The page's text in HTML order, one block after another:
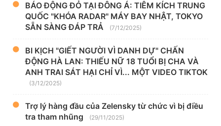
BÁO ĐỘNG ĐỎ TẠI ĐÔNG Á: TIÊM KÍCH TRUNG
QUỐC "KHÓA RADAR" MÁY BAY NHẬT, TOKYO
SẴN SÀNG ĐÁP TRẢ
(7/12/2025)
BI KỊCH "GIẾT NGƯỜI VÌ DANH DỰ" CHẤN
ĐỘNG HÀ LAN: THIẾU NỮ 18 TUỔI BỊ CHA VÀ
ANH TRAI SÁT HẠI CHỈ VÌ... MỘT VIDEO TIKTOK
(3/12/2025)
Trợ lý hàng đầu của Zelensky từ chức vì bị điều
tra tham nhũng
(29/11/2025)